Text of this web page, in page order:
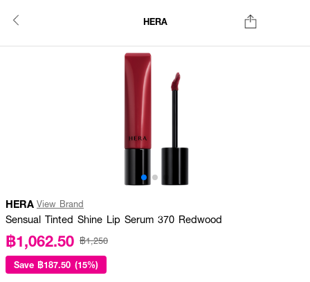
HERA
HERA View Brand
Sensual Tinted Shine Lip Serum 370 Redwood
฿1,062.50 ฿1,250
Save ฿187.50 (15%)